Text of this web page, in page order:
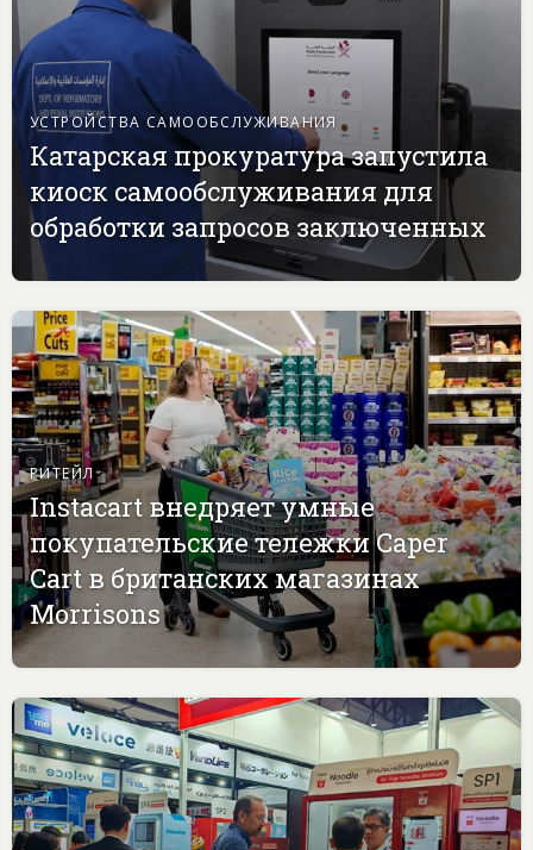
УСТРОЙСТВА САМООБСЛУЖИВАНИЯ
Катарская прокуратура запустила
киоск самообслуживания для
обработки запросов заключенных
РИТЕЙЛ
Instacart внедряет умные
покупательские тележки Caper
Cart в британских магазинах
Morrisons